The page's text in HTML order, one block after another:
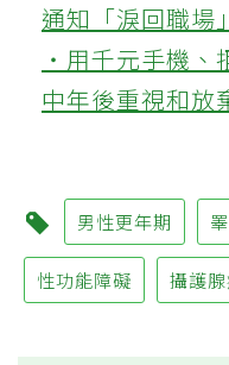
通知「淚回職場
‧用千元手機、
中年後重視和放
男性更年期
性功能障礙 攝護